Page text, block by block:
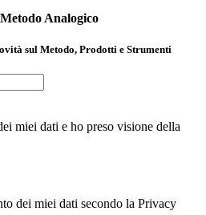
Analogico
sul Metodo, Prodotti e Strumenti
miei dati e ho preso visione della
dei miei dati secondo la Privacy